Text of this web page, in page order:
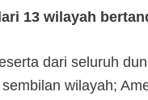
13 wilayah
dari seluruh
wilayah;